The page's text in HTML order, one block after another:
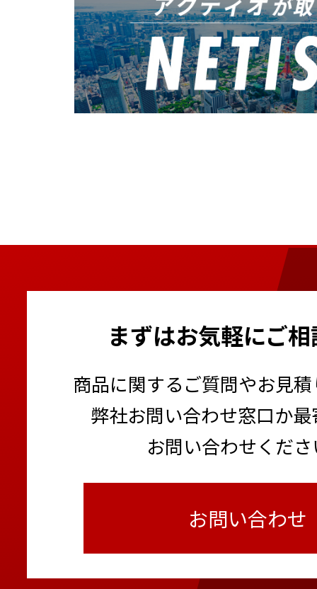
まずはお気軽にご
商品に関するご質問やお見
弊社お問い合わせ窓口か
お問い合わせくだ
お問い合わせ